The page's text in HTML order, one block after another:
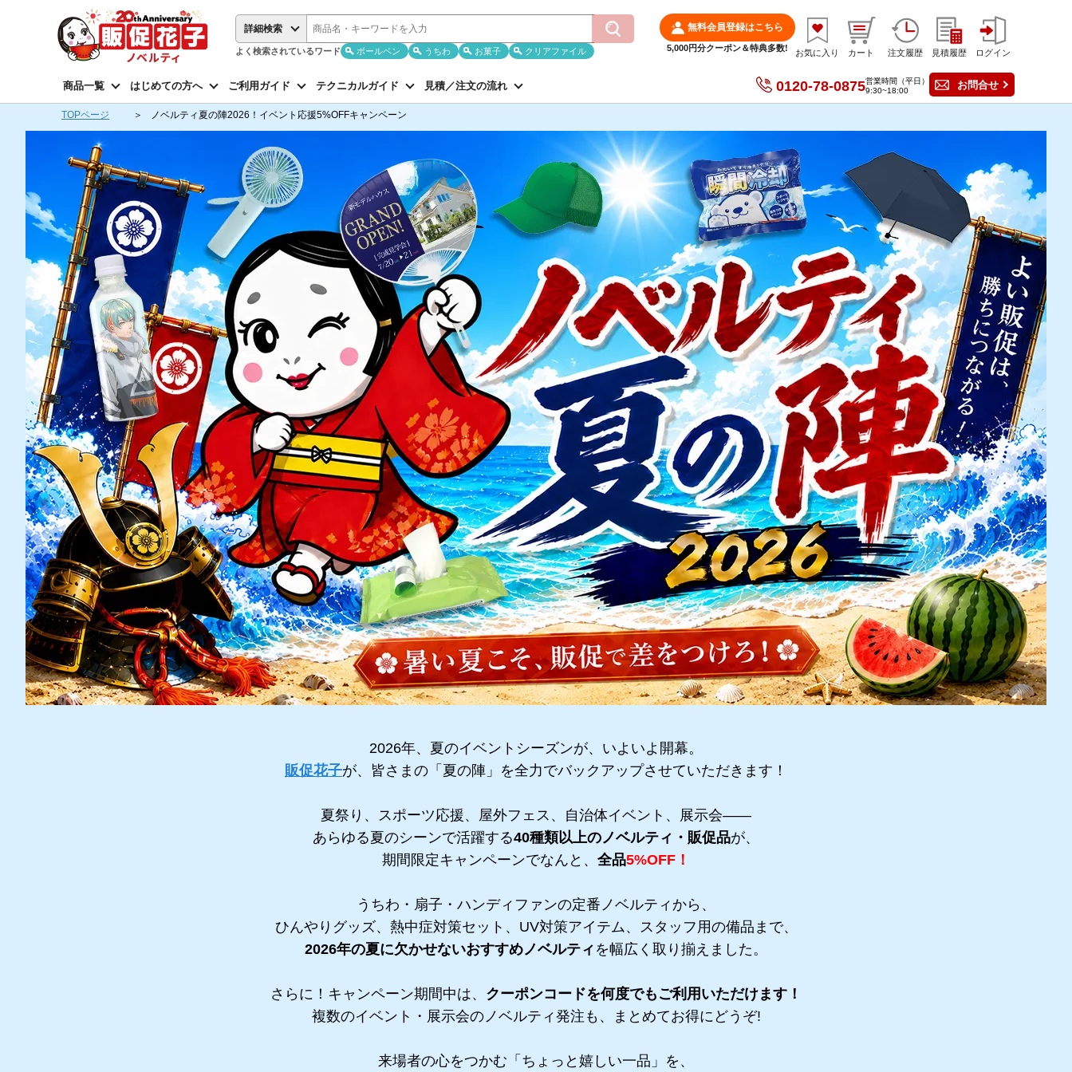
詳細検索
よく検索されているワード ボールペン うちわ お菓子 クリアファイル
無料会員登録はこちら
5,000円分クーポン＆特典多数! お気に入り カート 注文履歴 見積履歴 ログイン
商品一覧 はじめての方へ ご利用ガイド テクニカルガイド 見積／注文の流れ 0120-78-0875営業時間（平日）
9:30~18:00
お問合せ
TOPページ ノベルティ夏の陣2026！イベント応援5%OFFキャンペーン
2026年、夏のイベントシーズンが、いよいよ開幕。
販促花子が、皆さまの「夏の陣」を全力でバックアップさせていただきます！
夏祭り、スポーツ応援、屋外フェス、自治体イベント、展示会――
あらゆる夏のシーンで活躍する40種類以上のノベルティ・販促品が、
期間限定キャンペーンでなんと、 全品5%OFF！
うちわ・扇子・ハンディファンの定番ノベルティから、
ひんやりグッズ、熱中症対策セット、UV対策アイテム、スタッフ用の備品まで、
2026年の夏に欠かせないおすすめノベルティ を幅広く取り揃えました。
さらに！キャンペーン期間中は、 クーポンコードを何度でもご利用いただけます！
複数のイベント・展示会のノベルティ発注も、まとめてお得にどうぞ!
来場者の心をつかむ「ちょっと嬉しい一品」を、